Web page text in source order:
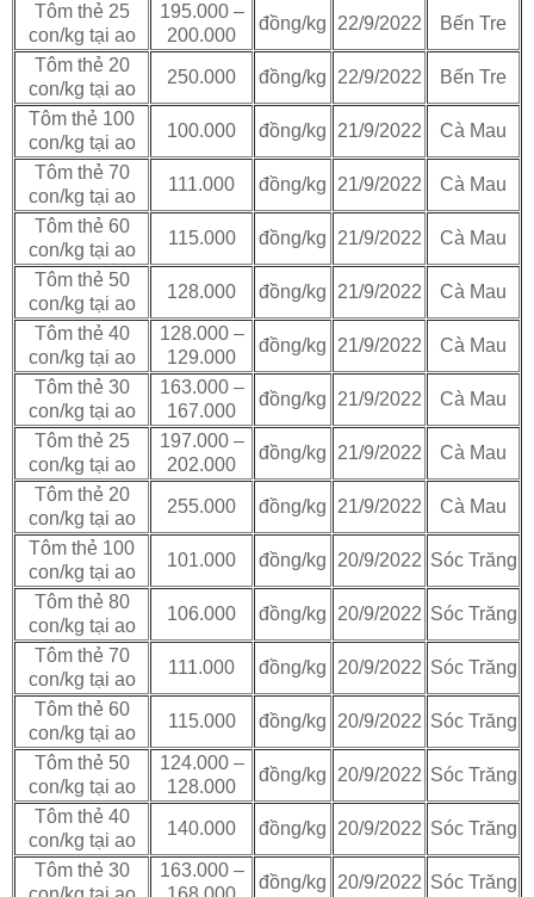
Tôm thẻ 25
con/kg tại ao
195.000 –
200.000
đồng/kg 22/9/2022 Bến Tre
Tôm thẻ 20
con/kg tại ao
250.000 đồng/kg 22/9/2022 Bến Tre
Tôm thẻ 100
con/kg tại ao
100.000 đồng/kg 21/9/2022 Cà Mau
Tôm thẻ 70
con/kg tại ao
111.000 đồng/kg 21/9/2022 Cà Mau
Tôm thẻ 60
con/kg tại ao
115.000 đồng/kg 21/9/2022 Cà Mau
Tôm thẻ 50
con/kg tại ao
128.000 đồng/kg 21/9/2022 Cà Mau
Tôm thẻ 40
con/kg tại ao
128.000 –
129.000
đồng/kg 21/9/2022 Cà Mau
Tôm thẻ 30
con/kg tại ao
163.000 –
167.000
đồng/kg 21/9/2022 Cà Mau
Tôm thẻ 25
con/kg tại ao
197.000 –
202.000
đồng/kg 21/9/2022 Cà Mau
Tôm thẻ 20
con/kg tại ao
255.000 đồng/kg 21/9/2022 Cà Mau
Tôm thẻ 100
con/kg tại ao
101.000 đồng/kg 20/9/2022 Sóc Trăng
Tôm thẻ 80
con/kg tại ao
106.000 đồng/kg 20/9/2022 Sóc Trăng
Tôm thẻ 70
con/kg tại ao
111.000 đồng/kg 20/9/2022 Sóc Trăng
Tôm thẻ 60
con/kg tại ao
115.000 đồng/kg 20/9/2022 Sóc Trăng
Tôm thẻ 50
con/kg tại ao
124.000 –
128.000
đồng/kg 20/9/2022 Sóc Trăng
Tôm thẻ 40
con/kg tại ao
140.000 đồng/kg 20/9/2022 Sóc Trăng
Tôm thẻ 30
163.000 –
đồng/kg 20/9/2022 Sóc Trăng